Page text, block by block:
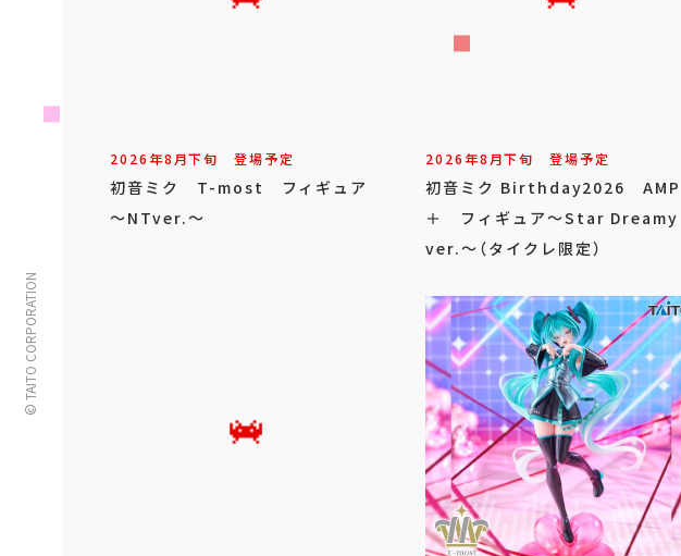
© TAITO CORPORATION
2026年8月下旬 登場予定
初音ミク T-most フィギュア
～NTver.～
2026年8月下旬 登場予定
初音ミク Birthday2026 AMP
＋ フィギュア～Star Dreamy
ver.～（タイクレ限定）